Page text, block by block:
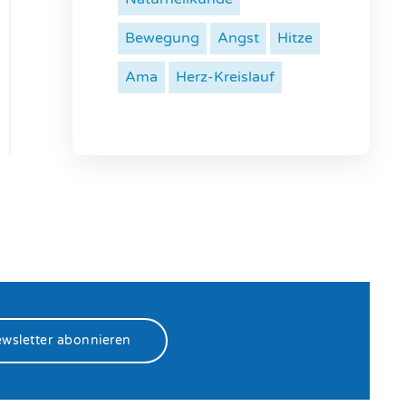
Bewegung Angst Hitze
Ama Herz-Kreislauf
abonnieren